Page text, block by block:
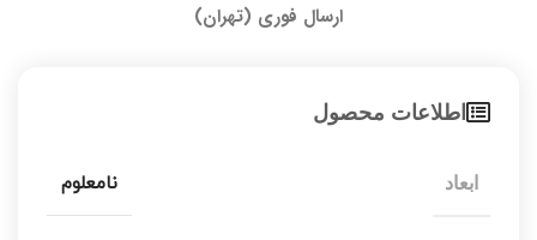
ارسال فوری (تهران)
اطلاعات محصول
ابعاد نامعلوم